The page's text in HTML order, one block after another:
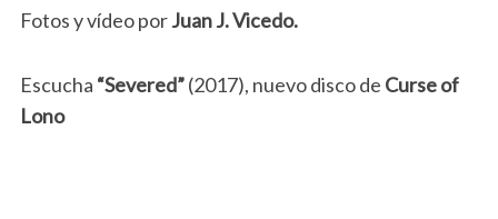
Fotos y vídeo porJuan J. Vicedo.
Escucha “Severed”(2017), nuevo disco de Curse of
Lono